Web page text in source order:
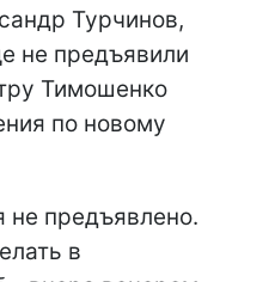
Турчинов,
не предъявили
Тимошенко
по новому
не предъявлено.
в